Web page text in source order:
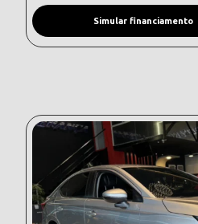
Simular financiamento